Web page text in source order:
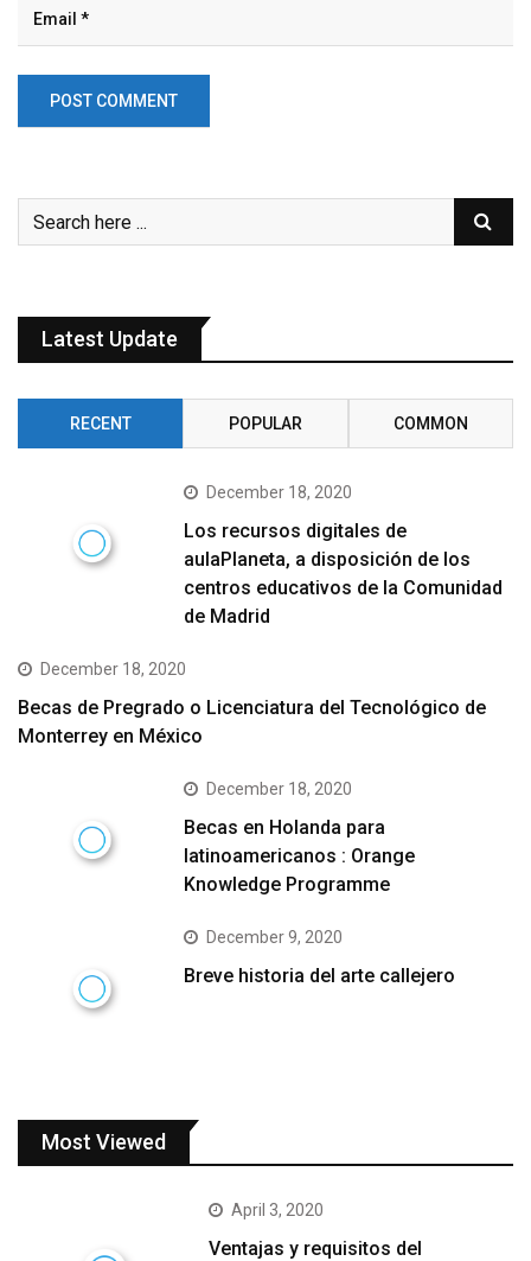
Latest Update
RECENT POPULAR COMMON
December 18, 2020
Los recursos digitales de
aulaPlaneta, a disposición de los
centros educativos de la Comunidad
de Madrid
December 18, 2020
Becas de Pregrado o Licenciatura del Tecnológico de
Monterrey en México
December 18, 2020
Becas en Holanda para
latinoamericanos : Orange
Knowledge Programme
December 9, 2020
Breve historia del arte callejero
Most Viewed
April 3, 2020
Ventajas y requisitos del